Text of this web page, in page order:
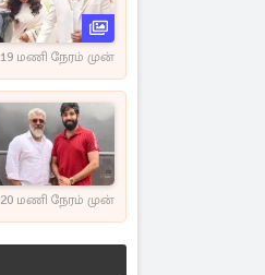
19 மணி நேரம் முன்
20 மணி நேரம் முன்